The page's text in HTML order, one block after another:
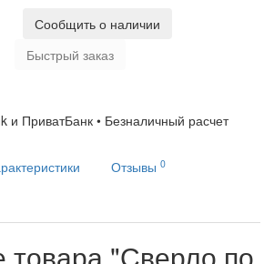
Сообщить о наличии
Быстрый заказ
и ПриватБанк • Безналичный расчет
Отзывы 0